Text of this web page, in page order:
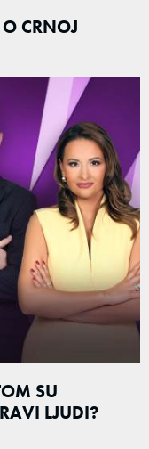
CRNOJ
SU
LJUDI?